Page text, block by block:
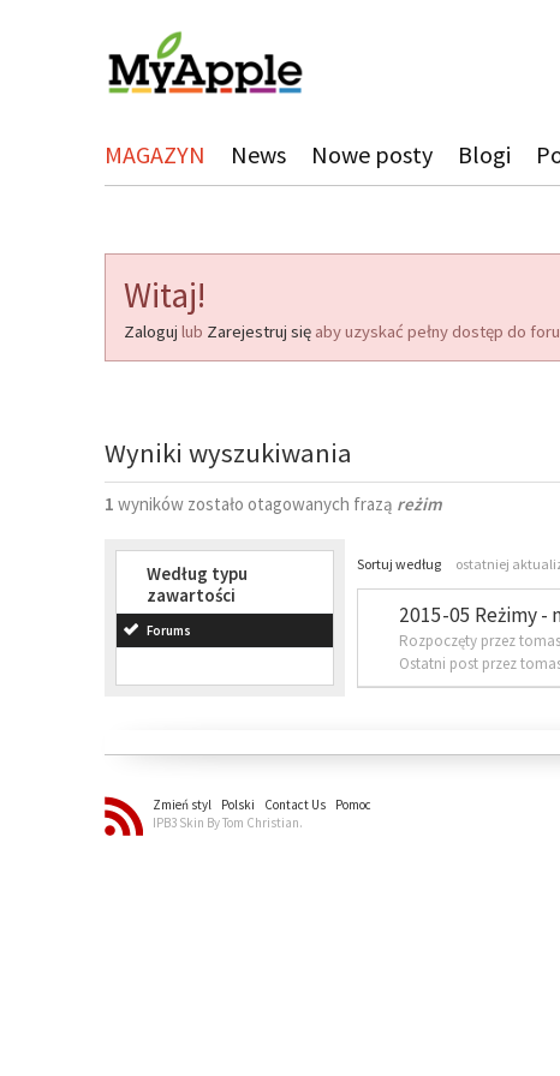
MAGAZYN News Nowe posty Blogi
Witaj!
Zaloguj lub Zarejestruj się aby uzyskać pełny dostęp do
Wyniki wyszukiwania
1 wyników zostało otagowanych frazą reżim
Według typu
zawartości
Forums
Sortuj według ostatniej
2015-05 Reżimy -
Rozpoczęty przez
Ostatni post przez
Zmień styl Polski Contact Us
Pomoc
IPB3 Skin By Tom Christian.